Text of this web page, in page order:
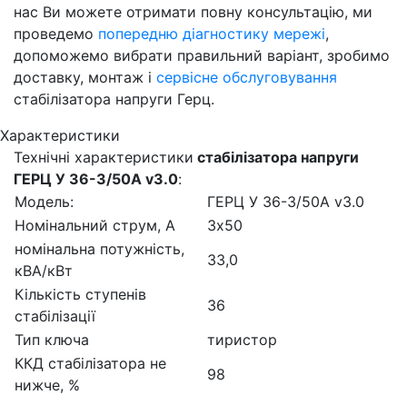
нас Ви можете отримати повну консультацію, ми
проведемо попередню діагностику мережі,
допоможемо вибрати правильний варіант, зробимо
доставку, монтаж і сервісне обслуговування
стабілізатора напруги Герц.
Характеристики
Технічні характеристики стабілізатора напруги
ГЕРЦ У 36-3/50A v3.0:
Модель:
ГЕРЦ У 36-3/50A v3.0
Номінальний струм, А
3х50
номінальна потужність,
кВА/кВт
33,0
Кількість ступенів
стабілізації
36
Тип ключа
тиристор
ККД стабілізатора не
нижче, %
98